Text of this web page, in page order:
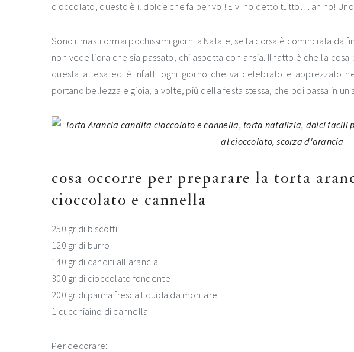
cioccolato, questo è il dolce che fa per voi! E vi ho detto tutto… ah no!
Sono rimasti ormai pochissimi giorni a Natale, se la corsa è cominciata da
non vede l’ora che sia passato, chi aspetta con ansia. Il fatto è che la
questa attesa ed è infatti ogni giorno che va celebrato e apprezzato
portano bellezza e gioia, a volte, più della festa stessa, che poi passa in un
cosa occorre per preparare la torta
cioccolato e cannella
250 gr di biscotti
120 gr di burro
140 gr di canditi all’arancia
300 gr di cioccolato fondente
200 gr di panna fresca liquida da montare
1 cucchiaino di cannella
Per decorare: